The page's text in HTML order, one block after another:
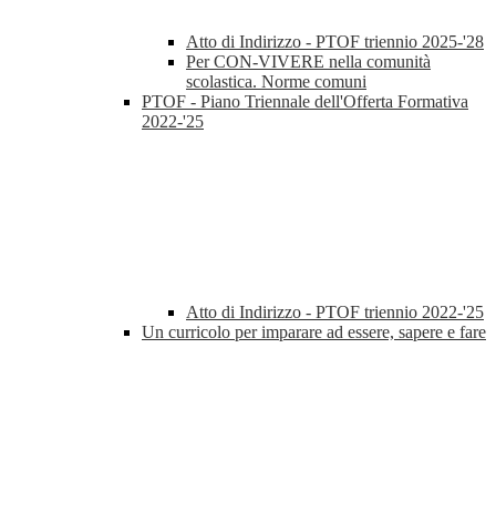
Atto di Indirizzo - PTOF triennio 2025-'28
Per CON-VIVERE nella comunità
scolastica. Norme comuni
PTOF - Piano Triennale dell'Offerta Formativa
2022-'25
Atto di Indirizzo - PTOF triennio 2022-'25
Un curricolo per imparare ad essere, sapere e fare